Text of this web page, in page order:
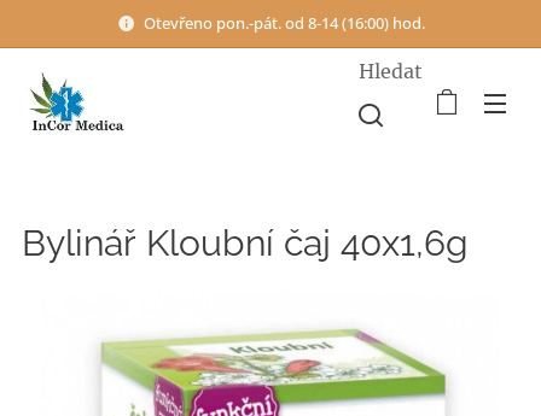
Otevřeno pon.-pát. od 8-14 (16:00) hod.
Hledat
Bylinář Kloubní čaj 40x1,6g